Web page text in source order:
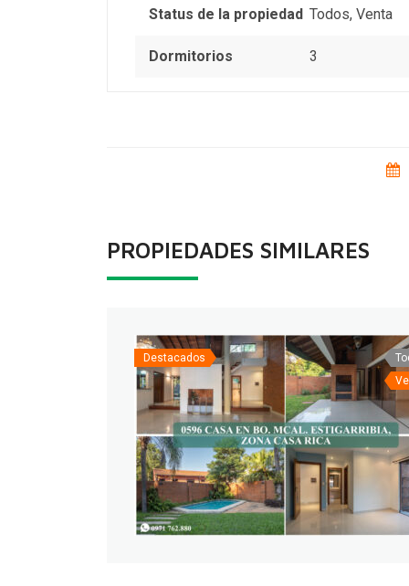
Status de la propiedad Todos, Venta
Dormitorios 3
PROPIEDADES SIMILARES
Destacados